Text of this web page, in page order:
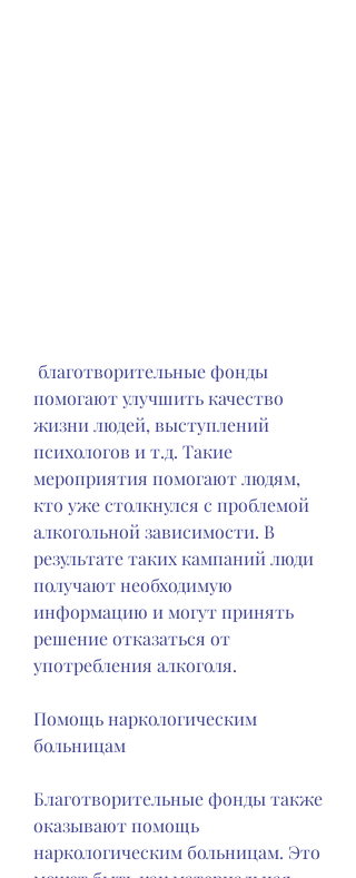
помогают улучшить качество
жизни людей, выступлений
психологов и т.д. Такие
мероприятия помогают людям,
кто уже столкнулся с проблемой
алкогольной зависимости. В
результате таких кампаний люди
получают необходимую
информацию и могут принять
решение отказаться от
употребления алкоголя.
Помощь наркологическим
больницам
Благотворительные фонды также
оказывают помощь
наркологическим больницам. Это